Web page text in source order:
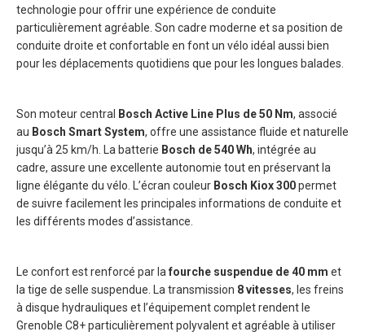
technologie pour offrir une expérience de conduite
particulièrement agréable. Son cadre moderne et sa position de
conduite droite et confortable en font un vélo idéal aussi bien
pour les déplacements quotidiens que pour les longues balades.
Son moteur central Bosch Active Line Plus de 50 Nm, associé
au Bosch Smart System, offre une assistance fluide et naturelle
jusqu’à 25 km/h. La batterie Bosch de 540 Wh, intégrée au
cadre, assure une excellente autonomie tout en préservant la
ligne élégante du vélo. L’écran couleur Bosch Kiox 300permet
de suivre facilement les principales informations de conduite et
les différents modes d’assistance.
Le confort est renforcé par la fourche suspendue de 40 mm et
la tige de selle suspendue. La transmission 8 vitesses, les freins
à disque hydrauliques et l’équipement complet rendent le
Grenoble C8+ particulièrement polyvalent et agréable à utiliser